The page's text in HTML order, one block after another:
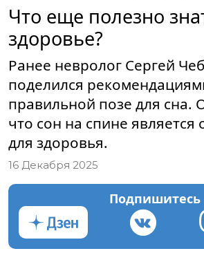
Что еще полезно
здоровье?
Ранее невролог Сергей
поделился
правильной позе для сна.
что сон на спине
для здоровья.
16 Декабря 2025
Подпишитесь